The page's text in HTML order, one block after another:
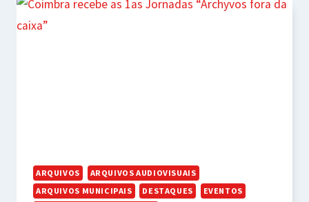
ARQUIVOS
ARQUIVOS AUDIOVISUAIS
ARQUIVOS MUNICIPAIS
DESTAQUES
EVENTOS